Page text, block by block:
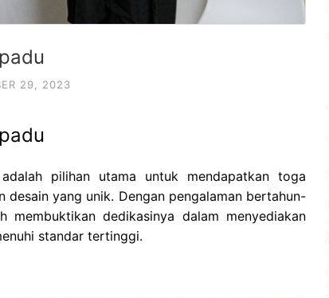
29, 2023
pilihan utama untuk mendapatkan toga
desain yang unik. Dengan pengalaman bertahun-
membuktikan dedikasinya dalam menyediakan
standar tertinggi.